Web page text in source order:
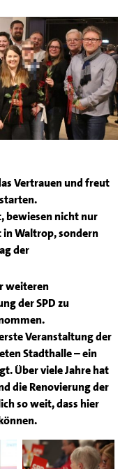
Vertrauen und freut
bewiesen nicht nur
Waltrop, sondern
der
weiteren
der SPD zu
Veranstaltung der
Stadthalle – ein
Über viele Jahre hat
die Renovierung der
so weit, dass hier